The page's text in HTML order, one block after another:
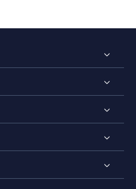
Tipps